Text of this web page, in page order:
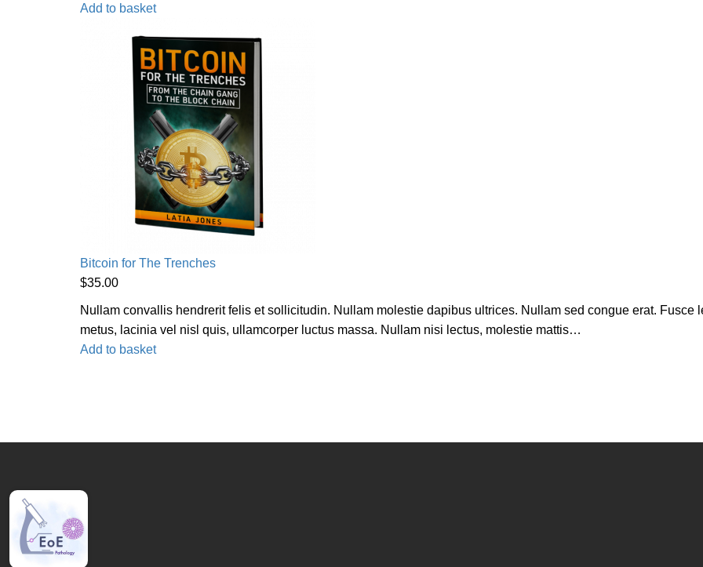
Add to basket
Bitcoin for The Trenches
$35.00
Nullam convallis hendrerit felis et sollicitudin. Nullam molestie dapibus ultrices. Nullam sed congue erat. Fusce
metus, lacinia vel nisl quis, ullamcorper luctus massa. Nullam nisi lectus, molestie mattis…
Add to basket